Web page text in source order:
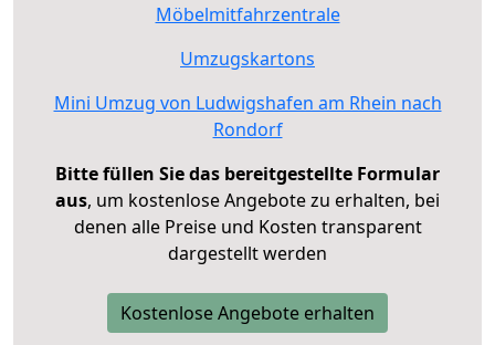
Möbelmitfahrzentrale
Umzugskartons
Mini Umzug von Ludwigshafen am Rhein nach
Rondorf
Bitte füllen Sie das bereitgestellte Formular
aus, um kostenlose Angebote zu erhalten, bei
denen alle Preise und Kosten transparent
dargestellt werden
Kostenlose Angebote erhalten